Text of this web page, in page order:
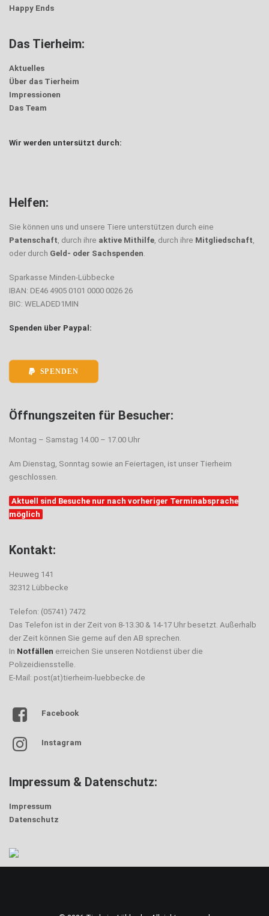
Happy Ends
Das Tierheim:
Aktuelles
Über das Tierheim
Impressionen
Das Team
Wir werden untersützt durch:
Helfen:
Sie können uns und unsere Tiere unterstützen durch eine
Patenschaft, durch ihre aktive Mithilfe, durch ihre Mitgliedschaft,
oder durch Geld- oder Sachspenden.
Sparkasse Minden-Lübbecke
IBAN: DE46 4905 0101 0000 0026 26
BIC: WELADED1MIN
Spenden über Paypal:
SPENDEN
Öffnungszeiten für Besucher:
Montag – Samstag 14.00 – 17.00 Uhr
Am Dienstag, Sonntag sowie an Feiertagen, ist unser Tierheim
geschlossen.
Aktuell sind Besuche nur nach vorheriger Terminabsprache
möglich
Kontakt:
Heuweg 141
32312 Lübbecke
Telefon: (05741) 7472
Das Telefon ist in der Zeit von 8-13.30 & 14-17 Uhr besetzt. Außerhalb
der Zeit können Sie gerne auf den AB sprechen.
In Notfällen erreichen Sie unseren Notdienst über die
Polizeidiensstelle.
E-Mail: post(at)tierheim-luebbecke.de
Facebook
Instagram
Impressum & Datenschutz:
Impressum
Datenschutz